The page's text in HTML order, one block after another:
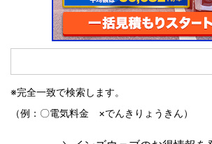
※完全一致で検索します。
（例：〇電気料金 ×でんきりょうきん）